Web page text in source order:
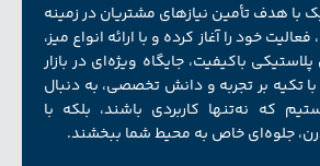
با هدف تأمین نیازهای مشتریان در زمینه
خود را آغاز کرده و با ارائه انواع میز،
باکیفیت، جایگاه ویژه‌ای در بازار
تکیه بر تجربه و دانش تخصصی، به دنبال
که نه‌تنها کاربردی باشند، بلکه با
جلوه‌ای خاص به محیط شما ببخشند.